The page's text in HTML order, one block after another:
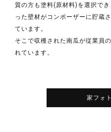
質の方も塗料(原材料)を選択で
った壁材がコンポーザーに貯蔵
ています。
そこで収穫された南瓜が従業員
れています。
家フォ